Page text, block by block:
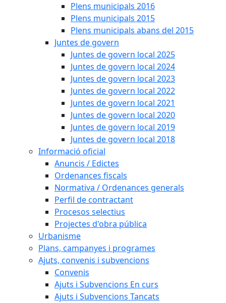
Plens municipals 2016
Plens municipals 2015
Plens municipals abans del 2015
Juntes de govern
Juntes de govern local 2025
Juntes de govern local 2024
Juntes de govern local 2023
Juntes de govern local 2022
Juntes de govern local 2021
Juntes de govern local 2020
Juntes de govern local 2019
Juntes de govern local 2018
Informació oficial
Anuncis / Edictes
Ordenances fiscals
Normativa / Ordenances generals
Perfil de contractant
Procesos selectius
Projectes d'obra pública
Urbanisme
Plans, campanyes i programes
Ajuts, convenis i subvencions
Convenis
Ajuts i Subvencions En curs
Ajuts i Subvencions Tancats